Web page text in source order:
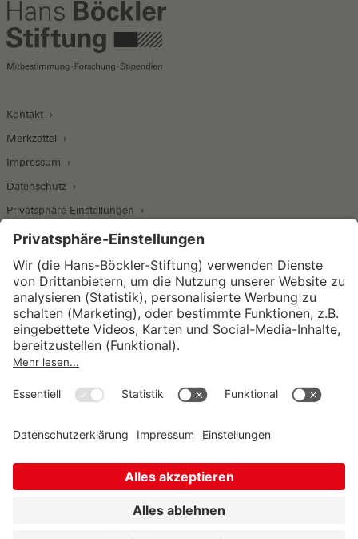
Kontakt
Merkzettel
Impressum
Datenschutz
Privatsphäre-Einstellungen
Wirtschafts- und Sozialwissenschaftliches Institut
Institut für Makroökonomie und
Konjunkturforschung
Unternehmensführung
Sozialrecht